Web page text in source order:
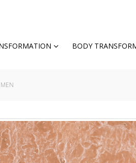
BODY